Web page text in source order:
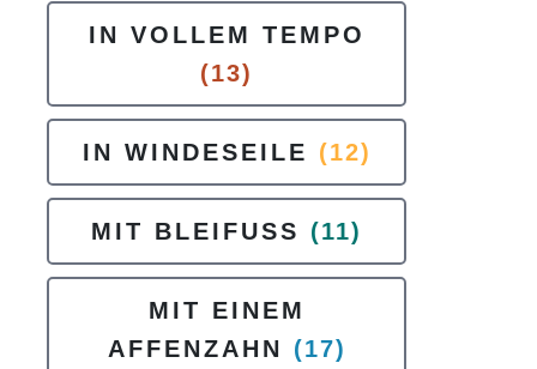
IN VOLLEM TEMPO
(13)
IN WINDESEILE (12)
MIT BLEIFUSS (11)
MIT EINEM
AFFENZAHN
(17)